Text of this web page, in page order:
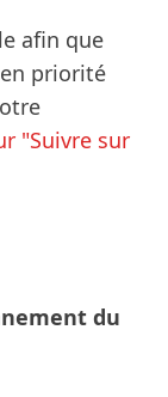
afin que
priorité
"Suivre sur
du